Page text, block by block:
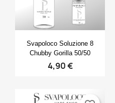
Aggiungi alla
Create new list
Crea lista dei
Nome lista dei desideri
((modalTitle))
Accedi
Devi avere effettuato
prodotti nella tua lista dei
Anteprima
Svapoloco Soluzione 8
Chubby Gorilla 50/50
4,90 €